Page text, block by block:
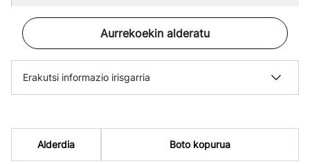
Aurrekoekin alderatu
Erakutsi informazio irisgarria
Alderdia Boto kopurua